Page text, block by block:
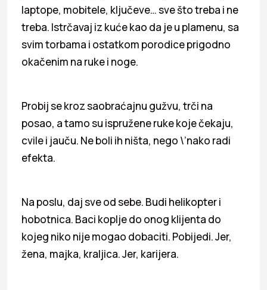
laptope, mobitele, ključeve… sve što treba i ne
treba. Istrčavaj iz kuće kao da je u plamenu, sa
svim torbama i ostatkom porodice prigodno
okačenim na ruke i noge.
Probij se kroz saobraćajnu gužvu, trči na
posao, a tamo su ispružene ruke koje čekaju,
cvile i jauču. Ne boli ih ništa, nego \’nako radi
efekta.
Na poslu, daj sve od sebe. Budi helikopter i
hobotnica. Baci koplje do onog klijenta do
kojeg niko nije mogao dobaciti. Pobijedi. Jer,
žena, majka, kraljica. Jer, karijera.